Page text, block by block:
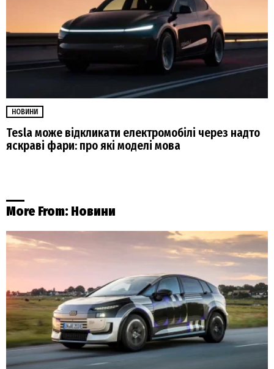
НОВИНИ
Tesla може відкликати електромобілі через надто
яскраві фари: про які моделі мова
More From: Новини